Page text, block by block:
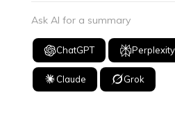
Ask AI for a summary
ChatGPT Perplexity
Claude Grok